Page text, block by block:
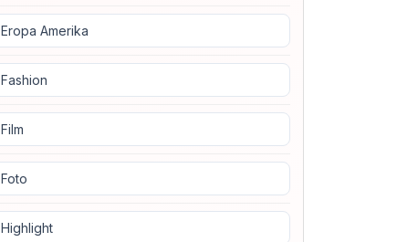
Eropa Amerika
Fashion
Film
Foto
Highlight